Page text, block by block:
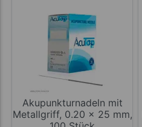
Akupunkturnadeln mit
Metallgriff, 0.20 x 25 mm,